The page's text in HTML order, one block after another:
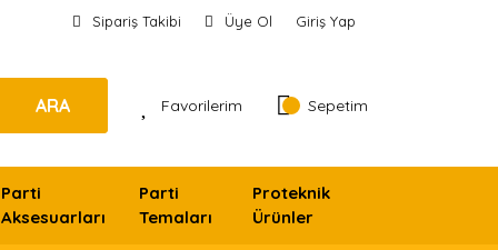
Sipariş Takibi Üye Ol Giriş Yap
ARA Favorilerim Sepetim
Parti
Aksesuarları
Parti
Temaları
Proteknik
Ürünler